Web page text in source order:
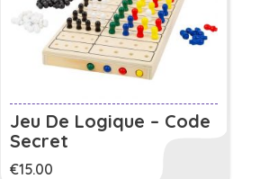
Jeu De Logique – Code
Secret
€15.00